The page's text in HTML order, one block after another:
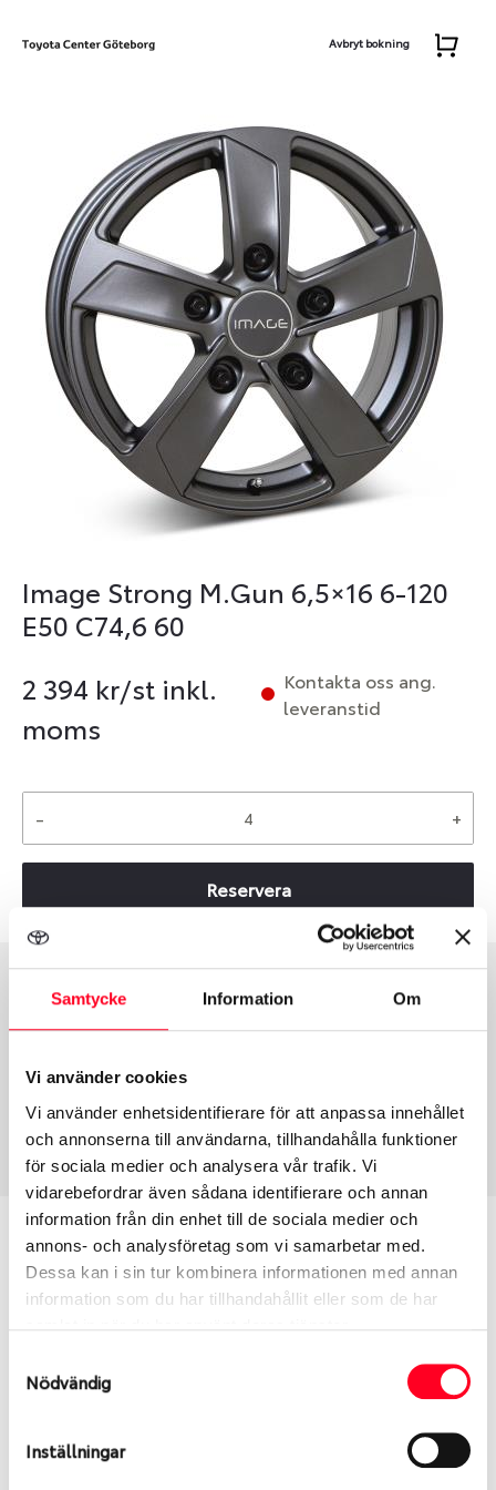
Samtycke Information Om
Vi använder cookies
Vi använder enhetsidentifierare för att anpassa innehållet
och annonserna till användarna, tillhandahålla funktioner
för sociala medier och analysera vår trafik. Vi
vidarebefordrar även sådana identifierare och annan
information från din enhet till de sociala medier och
annons- och analysföretag som vi samarbetar med.
Dessa kan i sin tur kombinera informationen med annan
information som du har tillhandahållit eller som de har
Nödvändig
Inställningar
Avbryt bokning
Image Strong M.Gun 6,5×16 6-120
E50 C74,6 60
2 394 kr/st inkl.
moms
Kontakta oss ang.
leveranstid
- +
Reservera
Group
Fälg PV/C LM
Tum
16
50
Centre Diameter
120
Art nummer
13976
Passar denna fälg min bil?
Ange registreringsnummer för att se om den fälg
Ibland kan fälgen ha bytts ut under årens lopp och
inte vara samma dimension som bilen hade ut från